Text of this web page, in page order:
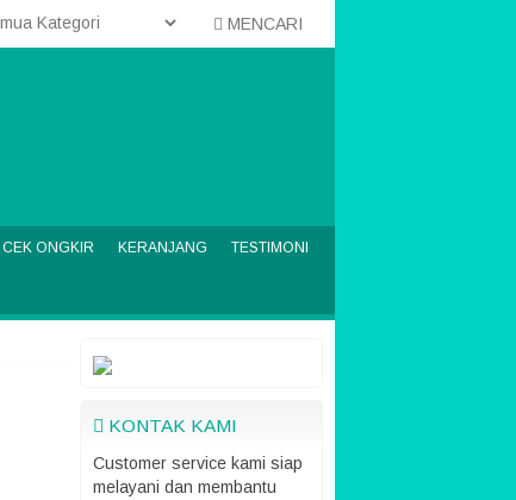
MENCARI
CEK ONGKIR KERANJANG TESTIMONI
KONTAK KAMI
Customer service kami siap
melayani dan membantu